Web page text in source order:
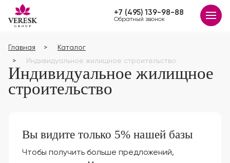
+7 (495) 139-98-88
Обратный звонок
Главная
Каталог
Индивидуальное жилищное строительство
Индивидуальное жилищное
строительство
Вы видите только 5% нашей базы
Чтобы получить больше предложений,